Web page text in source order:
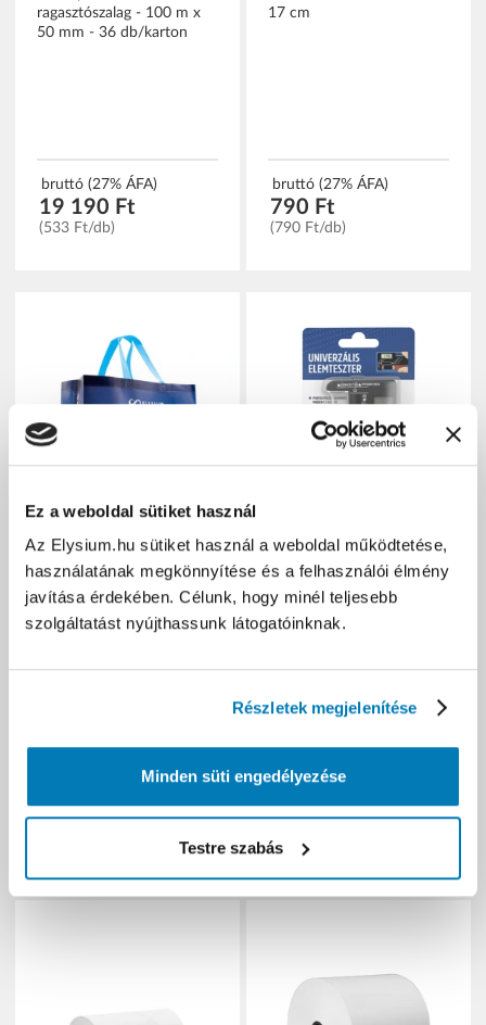
Ez a weboldal sütiket használ
Az Elysium.hu sütiket használ a weboldal működtetése,
használatának megkönnyítése és a felhasználói élmény
javítása érdekében. Célunk, hogy minél teljesebb
szolgáltatást nyújthassunk látogatóinknak.
Részletek megjelenítése
Minden süti engedélyezése
Testre szabás
ragasztószalag - 100 m x
50 mm - 36 db/karton
bruttó (27% ÁFA)
19 190 Ft
(533 Ft/db)
17 cm
bruttó (27% ÁFA)
790 Ft
(790 Ft/db)
Elysium Naturflora
bevásárlótáska - 40 x 30 x
17 cm
790 Ft
Elysium univerzális
elemteszter
4 178 Ft